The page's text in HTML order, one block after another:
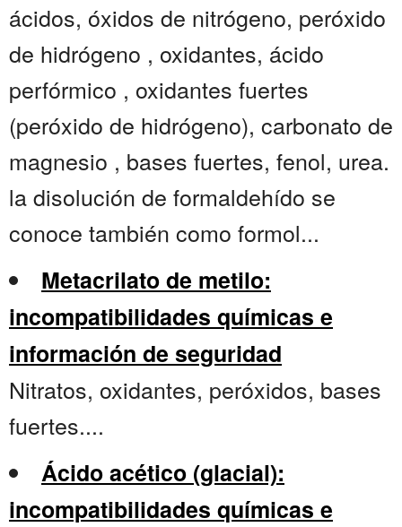
ácidos, óxidos de nitrógeno, peróxido
de hidrógeno , oxidantes, ácido
perfórmico , oxidantes fuertes
(peróxido de hidrógeno), carbonato de
magnesio , bases fuertes, fenol, urea.
la disolución de formaldehído se
conoce también como formol...
Metacrilato de metilo:
incompatibilidades químicas e
información de seguridad
Nitratos, oxidantes, peróxidos, bases
fuertes....
Ácido acético (glacial):
incompatibilidades químicas e